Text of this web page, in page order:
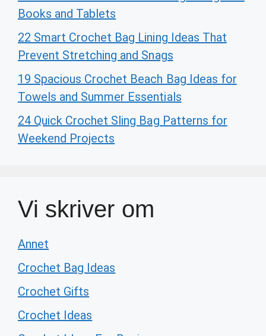
Books and Tablets
22 Smart Crochet Bag Lining Ideas That
Prevent Stretching and Snags
19 Spacious Crochet Beach Bag Ideas for
Towels and Summer Essentials
24 Quick Crochet Sling Bag Patterns for
Weekend Projects
Vi skriver om
Annet
Crochet Bag Ideas
Crochet Gifts
Crochet Ideas